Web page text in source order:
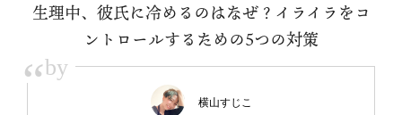
生理中、彼氏に冷めるのはなぜ？イライラをコ
ントロールするための5つの対策
“by
横山すじこ